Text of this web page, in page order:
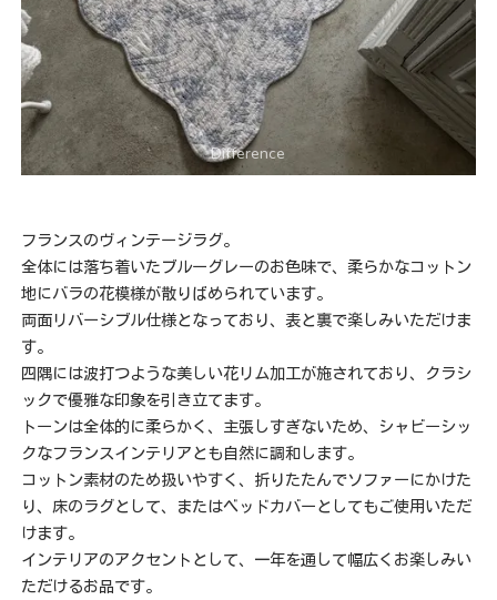
フランスのヴィンテージラグ。
全体には落ち着いたブルーグレーのお色味で、柔らかなコットン
地にバラの花模様が散りばめられています。
両面リバーシブル仕様となっており、表と裏で楽しみいただけま
す。
四隅には波打つような美しい花リム加工が施されており、クラシ
ックで優雅な印象を引き立てます。
トーンは全体的に柔らかく、主張しすぎないため、シャビーシッ
クなフランスインテリアとも自然に調和します。
コットン素材のため扱いやすく、折りたたんでソファーにかけた
り、床のラグとして、またはベッドカバーとしてもご使用いただ
けます。
インテリアのアクセントとして、一年を通して幅広くお楽しみい
ただけるお品です。